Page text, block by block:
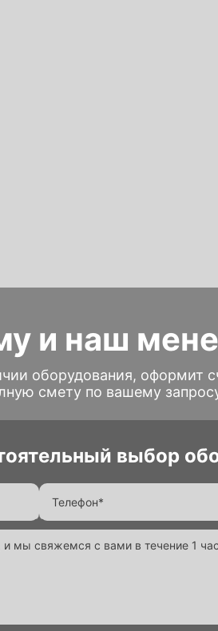
и наш
оборудования, оформит
смету по вашему
выбор